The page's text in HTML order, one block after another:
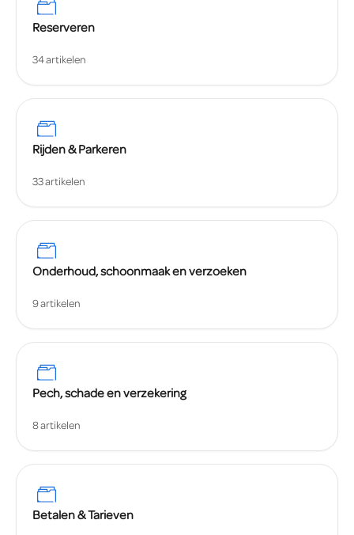
Reserveren
34 artikelen
Rijden & Parkeren
33 artikelen
Onderhoud, schoonmaak en verzoeken
9 artikelen
Pech, schade en verzekering
8 artikelen
Betalen & Tarieven